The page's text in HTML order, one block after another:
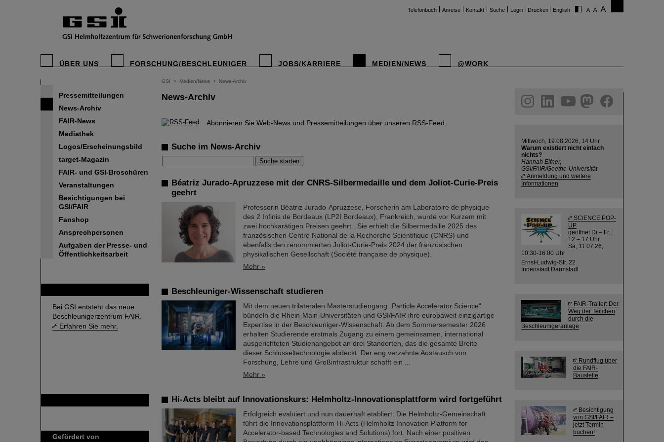
Telefonbuch Anreise Kontakt Suche Login Drucken English
ÜBER UNS FORSCHUNG/BESCHLEUNIGER JOBS/KARRIERE MEDIEN/NEWS @WORK
Pressemitteilungen
News-Archiv
FAIR-News
Mediathek
Logos/Erscheinungsbild
target-Magazin
FAIR- und GSI-Broschüren
Veranstaltungen
Besichtigungen bei
GSI/FAIR
Fanshop
Ansprechpersonen
Aufgaben der Presse- und
Öffentlichkeitsarbeit
Bei GSI entsteht das neue
Beschleunigerzentrum FAIR.
Erfahren Sie mehr.
Gefördert von
GSI > Medien/News > News-Archiv
News-Archiv
© Abonnieren Sie Web-News und Pressemitteilungen über unseren RSS-Feed.
Suche im News-Archiv
Béatriz Jurado-Apruzzese mit der CNRS-Silbermedaille und dem Joliot-Curie-Preis
geehrt
Professorin Béatriz Jurado-Apruzzese, Forscherin am Laboratoire de physique
des 2 Infinis de Bordeaux (LP2I Bordeaux), Frankreich, wurde vor Kurzem mit
zwei hochkarätigen Preisen geehrt . Sie erhielt die Silbermedaille 2025 des
französischen Centre National de la Recherche Scientifique (CNRS) und
ebenfalls den renommierten Joliot-Curie-Preis 2024 der französischen
physikalischen Gesellschaft (Société française de physique).
Mehr »
Beschleuniger-Wissenschaft studieren
Mit dem neuen trilateralen Masterstudiengang „Particle Accelerator Science“
bündeln die Rhein-Main-Universitäten und GSI/FAIR ihre europaweit einzigartige
Expertise in der Beschleuniger-Wissenschaft. Ab dem Sommersemester 2026
erhalten Studierende erstmals Zugang zu einem gemeinsamen, international
ausgerichteten Studienangebot an drei Standorten, das die gesamte Breite
dieser Schlüsseltechnologie abdeckt. Der eng verzahnte Austausch von
Forschung, Lehre und Großinfrastruktur schafft ein ...
Mehr »
Hi-Acts bleibt auf Innovationskurs: Helmholtz-Innovationsplattform wird fortgeführt
Erfolgreich evaluiert und nun dauerhaft etabliert: Die Helmholtz-Gemeinschaft
führt die Innovationsplattform Hi-Acts (Helmholtz Innovation Platform for
Accelerator-based Technologies and Solutions) fort. Nach einer positiven
helmholtz.social
facebook
Mittwoch, 19.08.2026, 14 Uhr
Warum existiert nicht einfach
nichts?
Hannah Elfner,
GSI/FAIR/Goethe-Universität
Anmeldung und weitere
Informationen
SCIENCE POP-
UP
geöffnet Di – Fr,
12 – 17 Uhr
Sa, 11.07.26,
10:30-16:00 Uhr
Ernst-Ludwig-Str. 22
Innenstadt Darmstadt
FAIR-Trailer: Der
Weg der Teilchen
durch die
Beschleunigeranlage
Rundflug über
die FAIR-
Baustelle
Besichtigung
von GSI/FAIR –
jetzt Termin
buchen!